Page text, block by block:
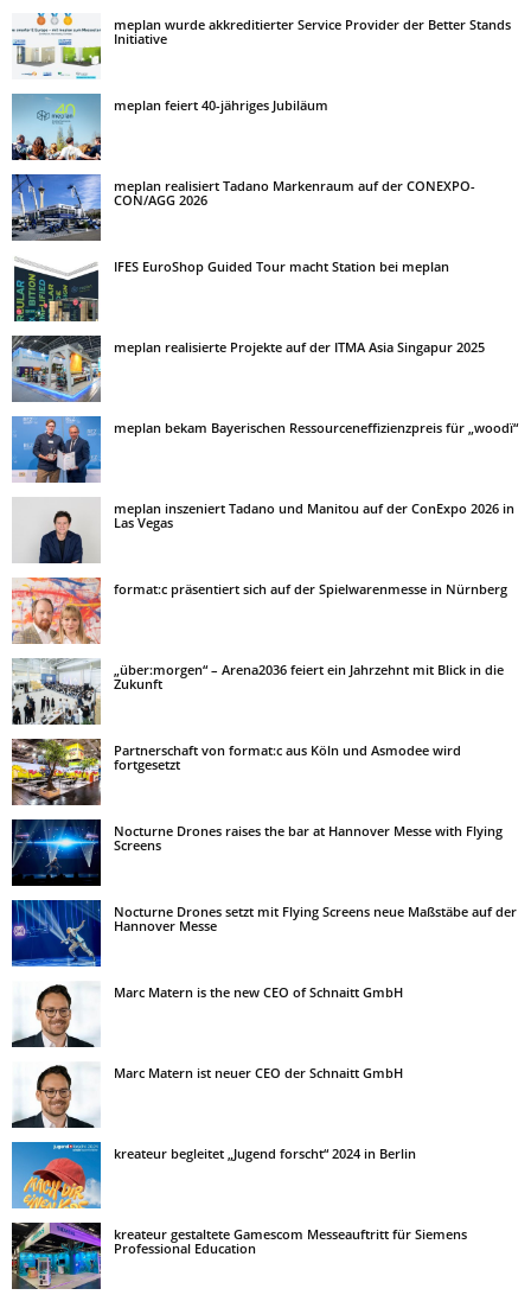
meplan wurde akkreditierter Service Provider der Better Stands
Initiative
meplan feiert 40-jähriges Jubiläum
meplan realisiert Tadano Markenraum auf der CONEXPO-
CON/AGG 2026
IFES EuroShop Guided Tour macht Station bei meplan
meplan realisierte Projekte auf der ITMA Asia Singapur 2025
meplan bekam Bayerischen Ressourceneffizienzpreis für „woodï“
meplan inszeniert Tadano und Manitou auf der ConExpo 2026 in
Las Vegas
format:c präsentiert sich auf der Spielwarenmesse in Nürnberg
„über:morgen“ – Arena2036 feiert ein Jahrzehnt mit Blick in die
Zukunft
Partnerschaft von format:c aus Köln und Asmodee wird
fortgesetzt
Nocturne Drones raises the bar at Hannover Messe with Flying
Screens
Nocturne Drones setzt mit Flying Screens neue Maßstäbe auf der
Hannover Messe
Marc Matern is the new CEO of Schnaitt GmbH
Marc Matern ist neuer CEO der Schnaitt GmbH
kreateur begleitet „Jugend forscht“ 2024 in Berlin
kreateur gestaltete Gamescom Messeauftritt für Siemens
Professional Education